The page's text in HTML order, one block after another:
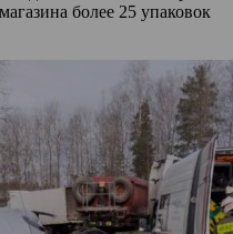
более 25 упаковок